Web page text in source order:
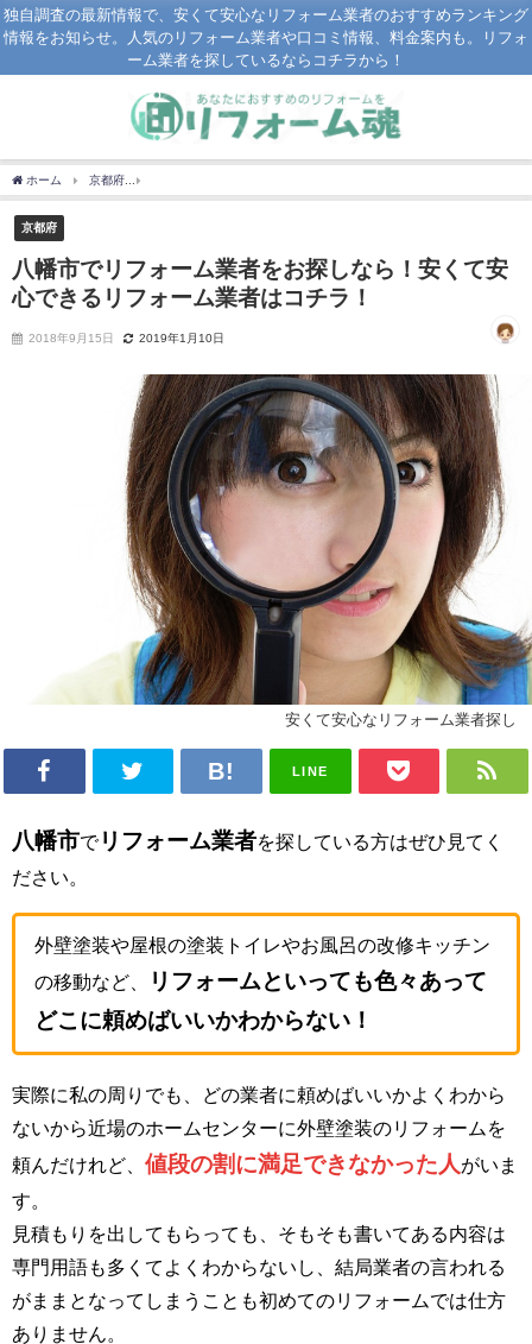
独自調査の最新情報で、安くて安心なリフォーム業者のおすすめランキング
情報をお知らせ。人気のリフォーム業者や口コミ情報、料金案内も。リフォ
ーム業者を探しているならコチラから！
ホーム 京都府
京都府
八幡市でリフォーム業者をお探しなら！安くて安
心できるリフォーム業者はコチラ！
2018年9月15日 2019年1月10日
安くて安心なリフォーム業者探し
LINE
八幡市でリフォーム業者を探している方はぜひ見てく
ださい。
外壁塗装や屋根の塗装トイレやお風呂の改修キッチン
の移動など、
リフォームといっても色々あって
どこに頼めばいいかわからない！
実際に私の周りでも、どの業者に頼めばいいかよくわから
ないから近場のホームセンターに外壁塗装のリフォームを
頼んだけれど、 値段の割に満足できなかった人 がいま
す。
見積もりを出してもらっても、そもそも書いてある内容は
専門用語も多くてよくわからないし、結局業者の言われる
がままとなってしまうことも初めてのリフォームでは仕方
ありません。